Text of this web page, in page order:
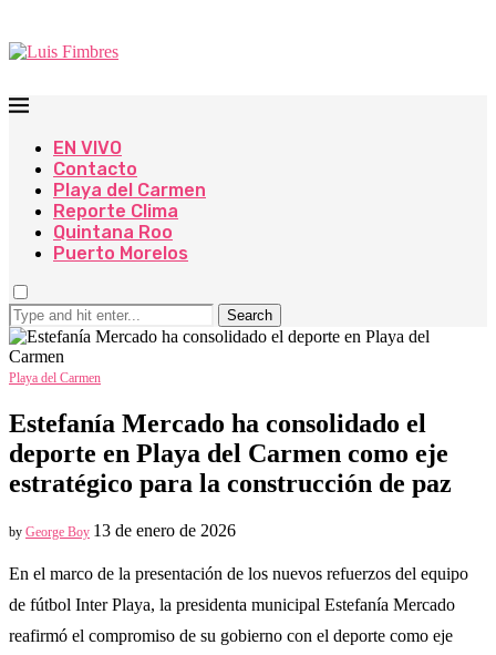
EN VIVO
Contacto
Playa del Carmen
Reporte Clima
Quintana Roo
Puerto Morelos
Search
Playa del Carmen
Estefanía Mercado ha consolidado el
deporte en Playa del Carmen como eje
estratégico para la construcción de paz
by George Boy 13 de enero de 2026
En el marco de la presentación de los nuevos refuerzos del equipo
de fútbol Inter Playa, la presidenta municipal Estefanía Mercado
reafirmó el compromiso de su gobierno con el deporte como eje